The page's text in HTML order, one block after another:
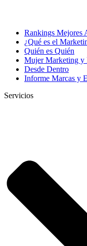
Rankings Mejores
¿Qué es el
Quién es Quién
Mujer Marketing y
Desde Dentro
Informe Marcas y
Servicios